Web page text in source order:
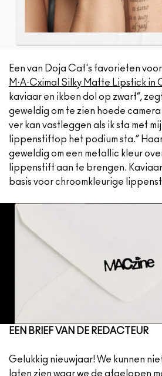
Een van Doja Cat's favorieten
M·A·Cximal Silky Matte Lipstick in
kaviaar en ikben dol op zwart”,
geweldig om te zien hoede camera
ver kan vastleggen als ik sta met
lippenstiftop het podium sta.”
geweldig om een metallic kleur
lippenstift aan te brengen. Kaviaar
basis voor chroomkleurige
EEN BRIEF VAN DE REDACTEUR
Gelukkig nieuwjaar! We kunnen
laten zien waar we de afgelopen